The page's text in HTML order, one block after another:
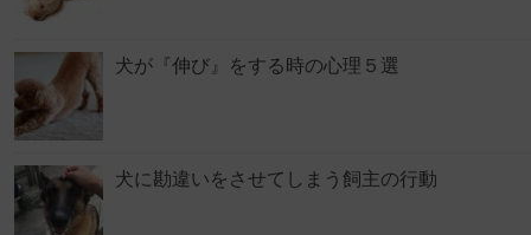
犬が『伸び』をする時の心理５選
犬に勘違いをさせてしまう飼主の行動